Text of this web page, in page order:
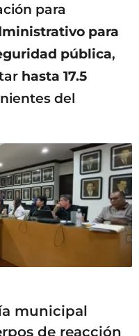
para
para
pública,
hasta 17.5
del
municipal
de reacción